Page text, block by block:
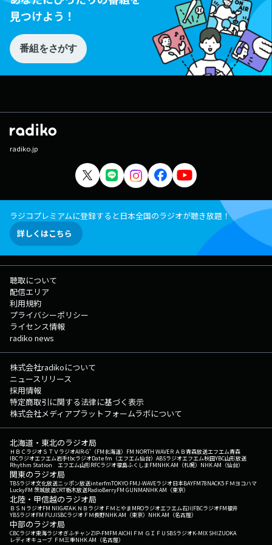
見つけよう！
番組をさがす
radiko.jp
ラジコプレミアムに登録すると日本全国のラジオが聴き放題！
詳しくはこちら
聴取について
配信エリア
利用規約
プライバシーポリシー
ライセンス情報
radiko news
株式会社radikoについて
ニュースリリース
採用情報
特定商取引に関する法律に基づく表示
株式会社メディアプラットフォームラボについて
北海道・東北のラジオ局
ＨＢＣラジオＳＴＶラジオAIR-G'（FM北海道） FM NORTH WAVEＲＡＢ青森放送エフエム青森
IBCラジオエフエム岩手tbcラジオDate fm（エフエム仙台） ABSラジオエフエム秋田YBC山形放送
Rhythm Station エフエム山形RFCラジオ福島ふくしまFMNHK AM（札幌） NHK AM（仙台）
関東のラジオ局
TBSラジオ文化放送ニッポン放送interfmTOKYO FMJ-WAVEラジオ日本BAYFM78NACK5 ＦＭヨコハマ
LuckyFM 茨城放送CRT栃木放送RadioBerryFM GUNMANHK AM（東京）
北陸・甲信越のラジオ局
ＢＳＮラジオFM NIIGATAＫＮＢラジオ ＦＭとやまMROラジオエフエム石川FBCラジオFM福井
YBSラジオFM FUJISBCラジオ ＦＭ長野NHK AM（東京） NHK AM（名古屋）
中部のラジオ局
CBCラジオ東海ラジオぎふチャンZIP-FMFM AICHI ＦＭ ＧＩＦＵ SBSラジオK-MIX SHIZUOKA
レディオキューブ ＦＭ三重NHK AM（名古屋）